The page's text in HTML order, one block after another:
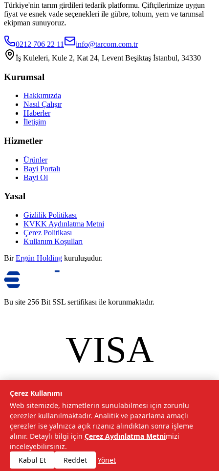
Türkiye'nin tarım girdileri tedarik platformu. Çiftçilerimize uygun
fiyat ve esnek vade seçenekleri ile gübre, tohum, yem ve tarımsal
ekipman sunuyoruz.
0212 706 22 11
info@tarcom.com.tr
İş Kuleleri, Kule 2, Kat 24, Levent Beşiktaş İstanbul, 34330
Kurumsal
Hakkımızda
Nasıl Çalışır
Haberler
İletişim
Hizmetler
Ürünler
Bayi Portalı
Bayi Ol
Yasal
Gizlilik Politikası
KVKK Aydınlatma Metni
Çerez Politikası
Kullanım Koşulları
Bir Ergün Holding kuruluşudur.
Bu site 256 Bit SSL sertifikası ile korunmaktadır.
VISA
mastercard
2026Tarımcom Tarım ve Teknoloji A.Ş. Tüm hakları saklıdır.